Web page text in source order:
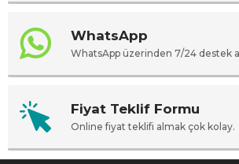
WhatsApp
WhatsApp üzerinden 7/24 destek
Fiyat Teklif Formu
Online fiyat teklifi almak çok kolay.